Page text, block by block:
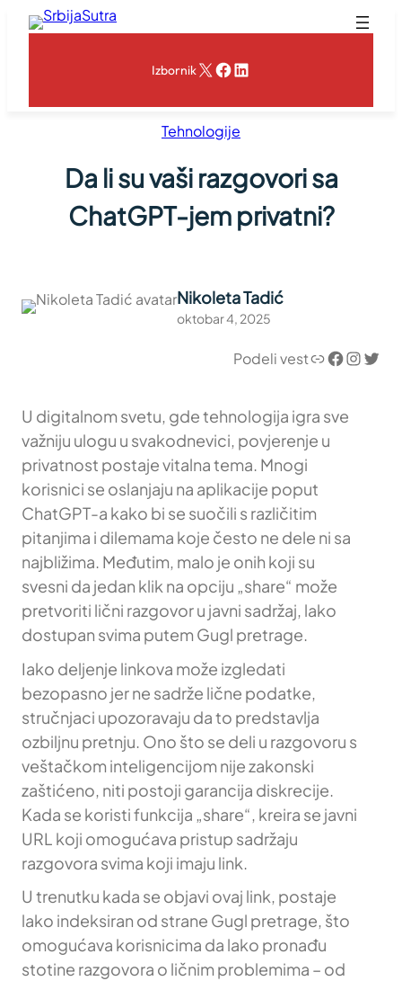
Skoči
IzbornikX Facebook
LinkedIn
Tehnologije
Da li su vaši razgovori sa
ChatGPT-jem privatni?
Nikoleta Tadić
oktobar 4, 2025
Podeli vestLink Facebook InstagramTwitter
U digitalnom svetu, gde tehnologija igra sve
važniju ulogu u svakodnevici, povjerenje u
privatnost postaje vitalna tema. Mnogi
korisnici se oslanjaju na aplikacije poput
ChatGPT-a kako bi se suočili s različitim
pitanjima i dilemama koje često ne dele ni sa
najbližima. Međutim, malo je onih koji su
svesni da jedan klik na opciju „share“ može
pretvoriti lični razgovor u javni sadržaj, lako
dostupan svima putem Gugl pretrage.
Iako deljenje linkova može izgledati
bezopasno jer ne sadrže lične podatke,
stručnjaci upozoravaju da to predstavlja
ozbiljnu pretnju. Ono što se deli u razgovoru s
veštačkom inteligencijom nije zakonski
zaštićeno, niti postoji garancija diskrecije.
Kada se koristi funkcija „share“, kreira se javni
URL koji omogućava pristup sadržaju
razgovora svima koji imaju link.
U trenutku kada se objavi ovaj link, postaje
lako indeksiran od strane Gugl pretrage, što
omogućava korisnicima da lako pronađu
stotine razgovora o ličnim problemima – od